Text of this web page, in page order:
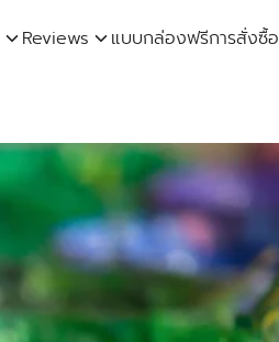
Reviews แบบกล่องฟรีการสั่งซื้อ